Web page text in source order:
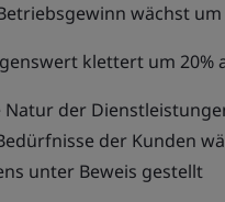
wächst um
klettert um 20%
Natur der
der Kunden
unter Beweis gestellt